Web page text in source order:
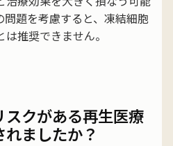
題を考慮すると、凍結細胞
推奨できません。
クがある再生医療
ましたか？